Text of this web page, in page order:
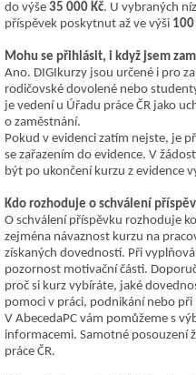
do výše 35 000 Kč. U vybraných
příspěvek poskytnut až ve výši 100
Mohu se přihlásit, i když jsem
Ano. DIGIkurzy jsou určené i pro
rodičovské dovolené nebo
je vedení u Úřadu práce ČR jako
o zaměstnání.
Pokud v evidenci zatím nejste, je
se zařazením do evidence. V
být po ukončení kurzu z evidence
Kdo rozhoduje o schválení
O schválení příspěvku rozhoduje
zejména návaznost kurzu na
získaných dovedností. Při
pozornost motivační části.
proč si kurz vybíráte, jaké
pomoci v práci, podnikání nebo
V AbecedaPC vám pomůžeme s
informacemi. Samotné posouzení
práce ČR.